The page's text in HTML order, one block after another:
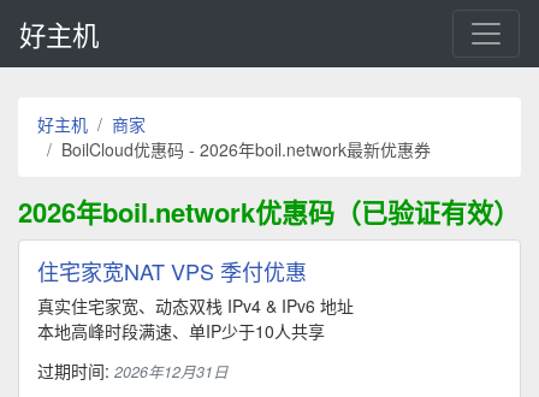
好主机
好主机
商家
BoilCloud优惠码 - 2026年boil.network最新优惠券
2026年boil.network优惠码（已验证有效）
住宅家宽NAT VPS 季付优惠
真实住宅家宽、动态双栈 IPv4 & IPv6 地址
本地高峰时段满速、单IP少于10人共享
过期时间: 2026年12月31日